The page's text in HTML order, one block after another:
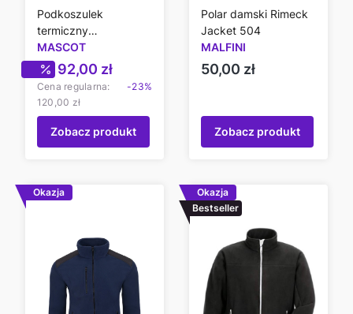
Podkoszulek
termiczny
funkcjonalny Mascot
MASCOT
Cena promocyjna
92,00 zł
Cena regularna:
120,00 zł
-23%
Zobacz produkt
Polar damski Rimeck
Jacket 504
MALFINI
Cena
50,00 zł
Zobacz produkt
Okazja
Okazja
Bestseller